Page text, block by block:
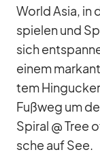
World Asia, in
spie­len und
sich
ei­nem
tem
Fuß­weg um
Spi­ral @ Tree
sche auf See.